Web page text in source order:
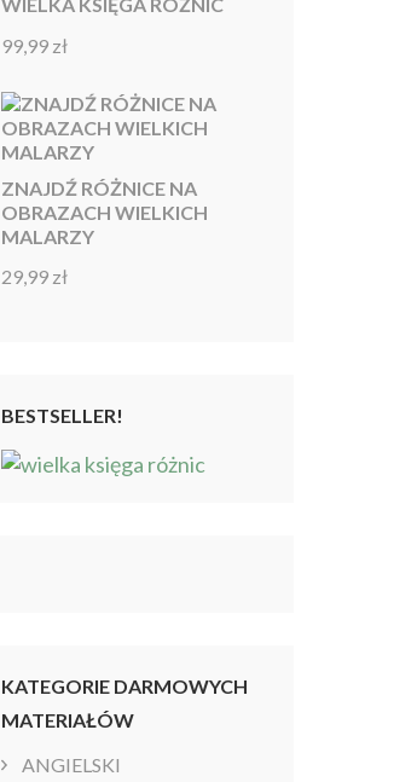
Oceniono
99,99 zł
ZNAJDŹ RÓŻNICE NA
OBRAZACH WIELKICH
MALARZY
Oceniono
29,99 zł
BESTSELLER!
KATEGORIE DARMOWYCH
MATERIAŁÓW
ANGIELSKI